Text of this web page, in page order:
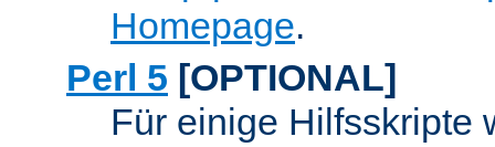
Homepage.
Perl 5 [OPTIONAL]
Für einige Hilfsskripte